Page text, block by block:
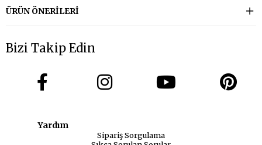
ÜRÜN ÖNERILERI
Bizi Takip Edin
Yardım
Sipariş Sorgulama